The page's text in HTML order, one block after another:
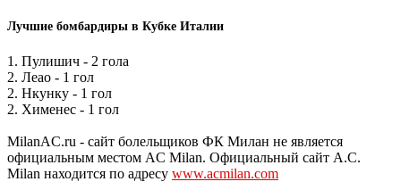
Лучшие бомбардиры в Кубке Италии
1. Пулишич - 2 гола
2. Леао - 1 гол
2. Нкунку - 1 гол
2. Хименес - 1 гол
MilanAC.ru - сайт болельщиков ФК Милан не является
официальным местом AC Milan. Официальный сайт A.C.
Milan находится по адресу www.acmilan.com